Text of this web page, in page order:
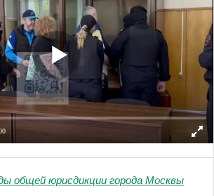
общей юрисдикции города Москвы